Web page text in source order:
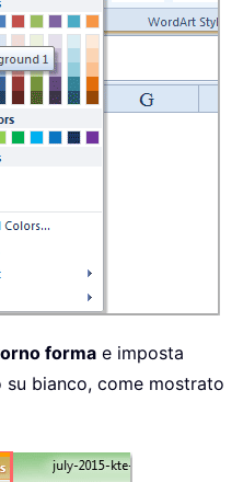
forma e imposta
bianco, come mostrato